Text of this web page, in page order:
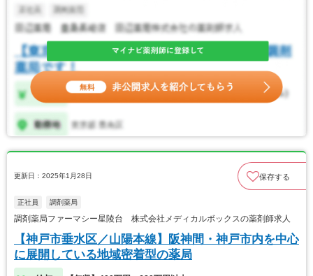
更新日：2025年1月28日 保存する
正社員 調剤薬局
調剤薬局ファーマシー星陵台 株式会社メディカルボックスの薬剤師求人
【神戸市垂水区／山陽本線】阪神間・神戸市内を中心
に展開している地域密着型の薬局